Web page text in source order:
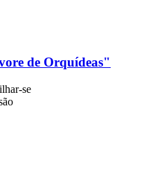
de Orquídeas"
se